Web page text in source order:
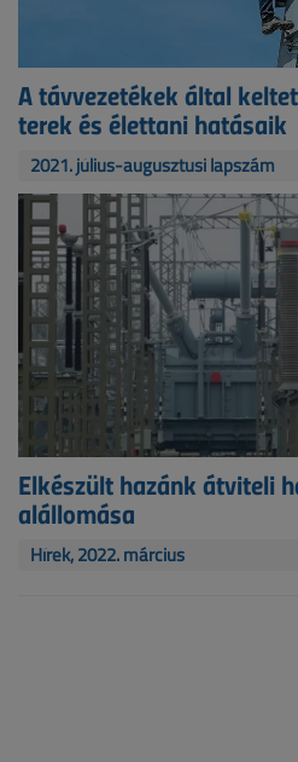
A távvezetékek által
terek és élettani hatásaik
2021. július-augusztusi lapszám
Elkészült hazánk átviteli
alállomása
Hírek, 2022. március